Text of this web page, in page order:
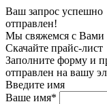
Ваш запрос успешно
отправлен!
Мы свяжемся с Вами
Скачайте прайс-лист
Заполните форму и
отправлен на вашу
Введите имя
Ваше имя*